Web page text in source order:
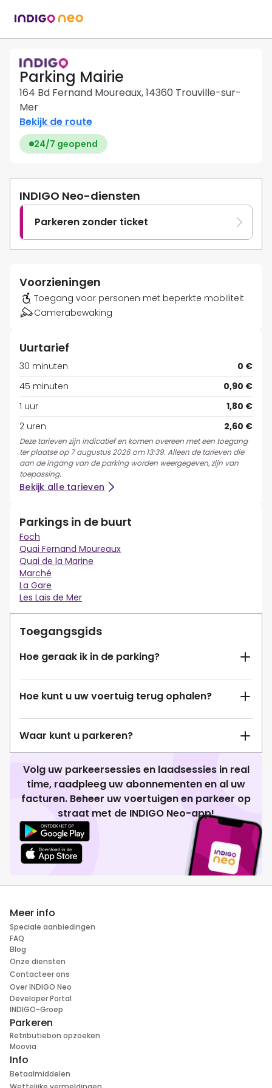
Parking Mairie
164 Bd Fernand Moureaux, 14360 Trouville-sur-
Mer
Bekijk de route
24/7 geopend
INDIGO Neo-diensten
Parkeren zonder ticket
Voorzieningen
Toegang voor personen met beperkte mobiliteit
Camerabewaking
Uurtarief
30 minuten
0 €
45 minuten
0,90 €
1 uur
1,80 €
2 uren
2,60 €
Deze tarieven zijn indicatief en komen overeen met een toegang
ter plaatse op 7 augustus 2026 om 13:39. Alleen de tarieven die
aan de ingang van de parking worden weergegeven, zijn van
toepassing.
Bekijk alle tarieven
Parkings in de buurt
Foch
Quai Fernand Moureaux
Quai de la Marine
Marché
La Gare
Les Lais de Mer
Toegangsgids
Hoe geraak ik in de parking?
Hoe kunt u uw voertuig terug ophalen?
Waar kunt u parkeren?
Volg uw parkeersessies en laadsessies in real
time, raadpleeg uw abonnementen en al uw
facturen. Beheer uw voertuigen en parkeer op
straat met de INDIGO Neo-app!
Meer info
Speciale aanbiedingen
FAQ
Blog
Onze diensten
Contacteer ons
Over INDIGO Neo
Developer Portal
INDIGO-Groep
Parkeren
Retributiebon opzoeken
Moovia
Info
Betaalmiddelen